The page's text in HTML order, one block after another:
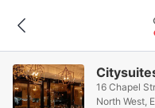
16 Chapel
North West,